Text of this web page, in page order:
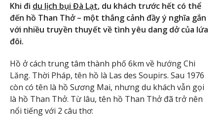
Khi đi du lịch bụi Đà Lạt, du khách trước hết có thể
đến hồ Than Thở – một thắng cảnh đầy ý nghĩa gắn
với nhiều truyền thuyết về tình yêu dang dở của lứa
đôi.
Hồ ở cách trung tâm thành phố 6km về hướng Chi
Lăng. Thời Pháp, tên hồ là Las des Soupirs. Sau 1976
còn có tên là hồ Sương Mai, nhưng du khách vẫn gọi
là hồ Than Thở. Từ lâu, tên hồ Than Thở đã trở nên
nổi tiếng với 2 câu thơ: